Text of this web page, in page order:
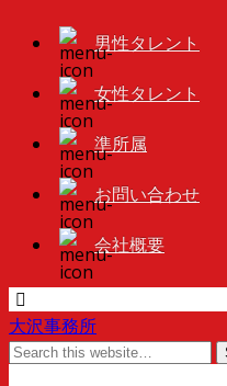
男性タレント
女性タレント
準所属
お問い合わせ
会社概要
大沢事務所